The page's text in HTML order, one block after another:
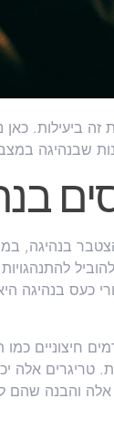
זה ביעילות.
שבנהיגה
בנהיגה,
להתנהגויות
כעס בנהיגה
חיצוניים כמו
טריגרים אלה
אלה והבנה שהם